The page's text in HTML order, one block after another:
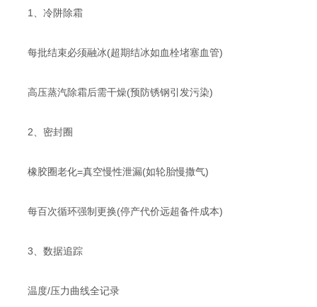
​​1、冷阱除霜​​
每批结束必须融冰(超期结冰如血栓堵塞血管)
高压蒸汽除霜后需干燥(预防锈钢引发污染)
​​2、密封圈
橡胶圈老化=真空慢性泄漏(如轮胎慢撒气)
每百次循环强制更换(停产代价远超备件成本)
​​3、数据追踪
温度/压力曲线全记录